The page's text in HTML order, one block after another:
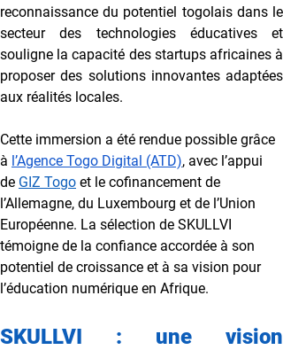
reconnaissance du potentiel togolais dans le
secteur des technologies éducatives et
souligne la capacité des startups africaines à
proposer des solutions innovantes adaptées
aux réalités locales.
Cette immersion a été rendue possible grâce
à l’Agence Togo Digital (ATD), avec l’appui
de GIZ Togo et le cofinancement de
l’Allemagne, du Luxembourg et de l’Union
Européenne. La sélection de SKULLVI
témoigne de la confiance accordée à son
potentiel de croissance et à sa vision pour
l’éducation numérique en Afrique.
SKULLVI : une vision